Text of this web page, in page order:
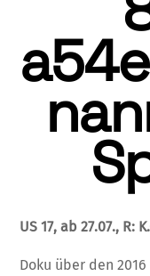
US 17,ab 27.07., R:
Doku über den